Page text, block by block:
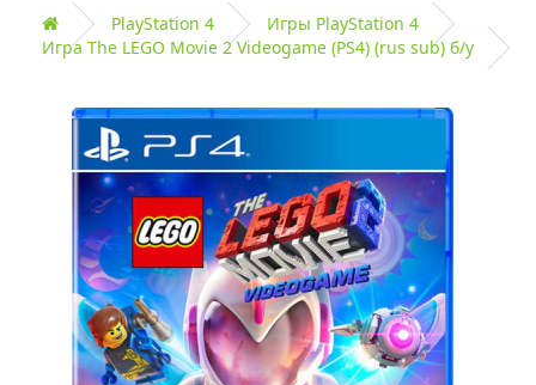
PlayStation 4
Игры PlayStation 4
Игра The LEGO Movie 2 Videogame (PS4) (rus sub) б/у